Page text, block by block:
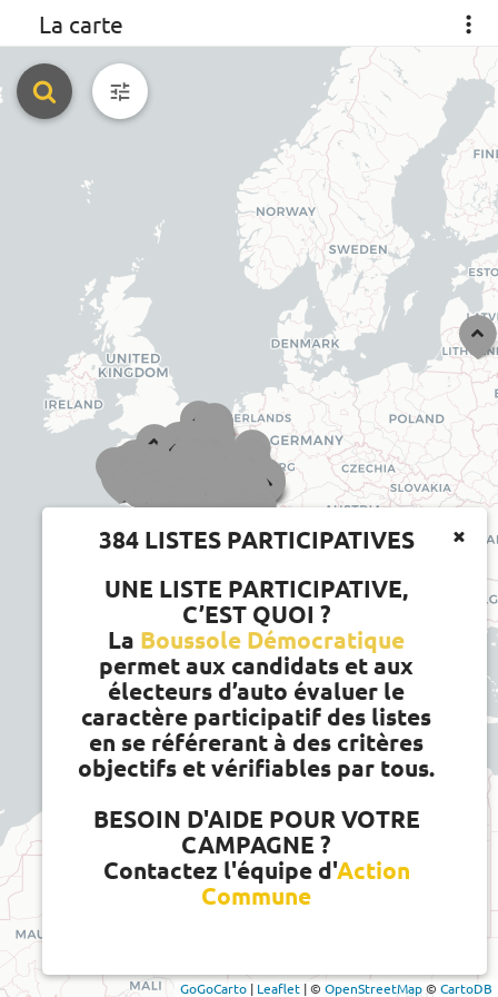
La carte
GoGoCarto | Leaflet |© OpenStreetMap© CartoDB
384 LISTES PARTICIPATIVES
UNE LISTE PARTICIPATIVE,
C’EST QUOI ?
La Boussole Démocratique
permet aux candidats et aux
électeurs d’auto évaluer le
caractère participatif des listes
en se référerant à des critères
objectifs et vérifiables par tous.
BESOIN D'AIDE POUR VOTRE
CAMPAGNE ?
Contactez l'équipe d'Action
Commune